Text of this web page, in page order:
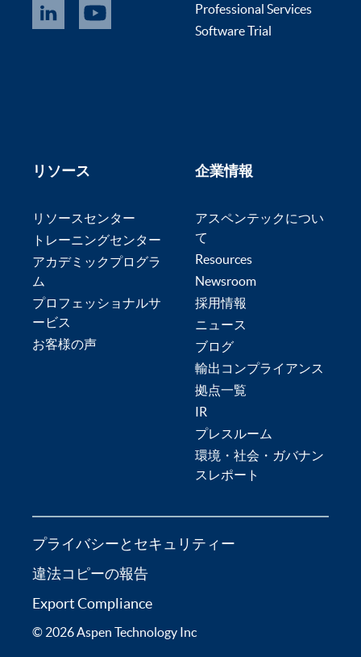
Professional Services
Software Trial
リソース
リソースセンター
トレーニングセンター
アカデミックプログラ
ム
プロフェッショナルサ
ービス
お客様の声
企業情報
アスペンテックについ
て
Resources
Newsroom
採用情報
ニュース
ブログ
輸出コンプライアンス
拠点一覧
IR
プレスルーム
環境・社会・ガバナン
スレポート
プライバシーとセキュリティー
違法コピーの報告
Export Compliance
© 2026 Aspen Technology Inc